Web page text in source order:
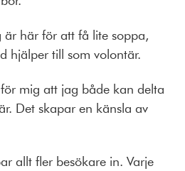
är här för att få lite soppa,
hjälper till som volontär.
mig att jag både kan delta
Det skapar en känsla av
allt fler besökare in. Varje